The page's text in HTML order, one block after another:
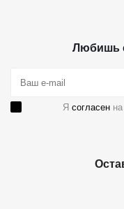
Любишь
Я согласен